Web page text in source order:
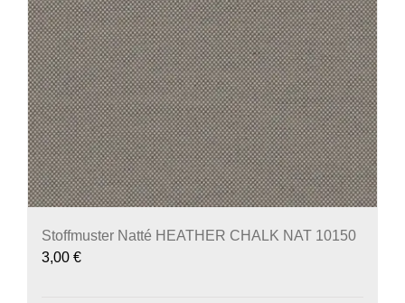
Stoffmuster Natté HEATHER CHALK NAT 10150
3,00 €